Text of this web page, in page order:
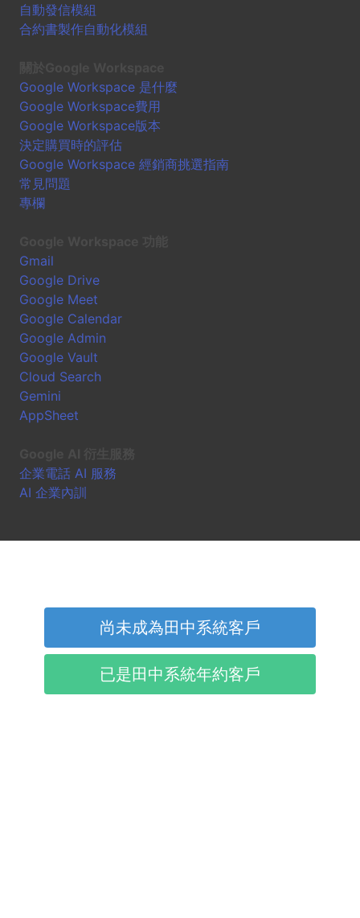
自動發信模組
合約書製作自動化模組
Google Workspace 是什麼
Google Workspace費用
Google Workspace版本
決定購買時的評估
Google Workspace 經銷商挑選指南
常見問題
專欄
Gmail
Google Drive
Google Meet
Google Calendar
Google Admin
Google Vault
Cloud Search
Gemini
AppSheet
企業電話 AI 服務
AI 企業內訓
尚未成為田中系統客戶
已是田中系統年約客戶